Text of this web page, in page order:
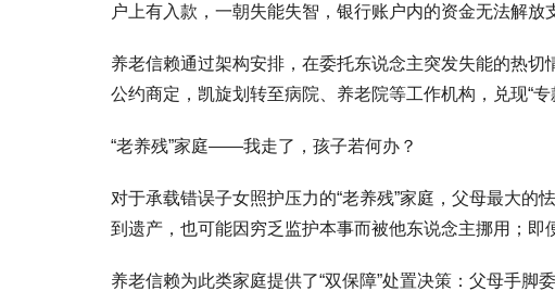
户上有入款，一朝失能失智，银行账户内的资金无法解放
养老信赖通过架构安排，在委托东说念主突发失能的热
公约商定，凯旋划转至病院、养老院等工作机构，兑现“专
“老养残”家庭——我走了，孩子若何办？
对于承载错误子女照护压力的“老养残”家庭，父母最大
到遗产，也可能因穷乏监护本事而被他东说念主挪用；即
养老信赖为此类家庭提供了“双保障”处置决策：父母手